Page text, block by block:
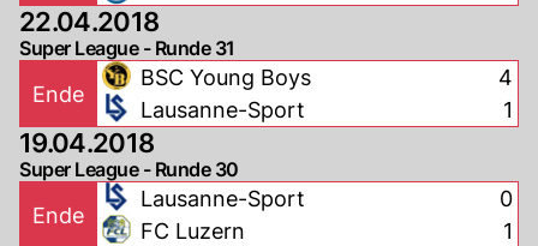
22.04.2018
Super League - Runde 31
Ende
BSC Young Boys
Lausanne-Sport
4
1
19.04.2018
Super League - Runde 30
Ende
Lausanne-Sport
FC Luzern
0
1